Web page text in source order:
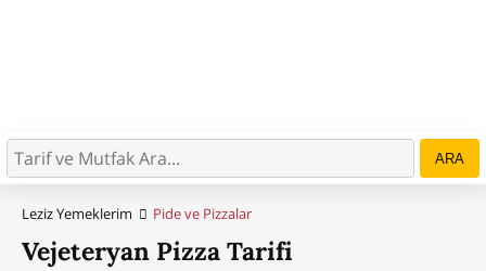
ARA
Leziz Yemeklerim Pide ve Pizzalar
Vejeteryan Pizza Tarifi